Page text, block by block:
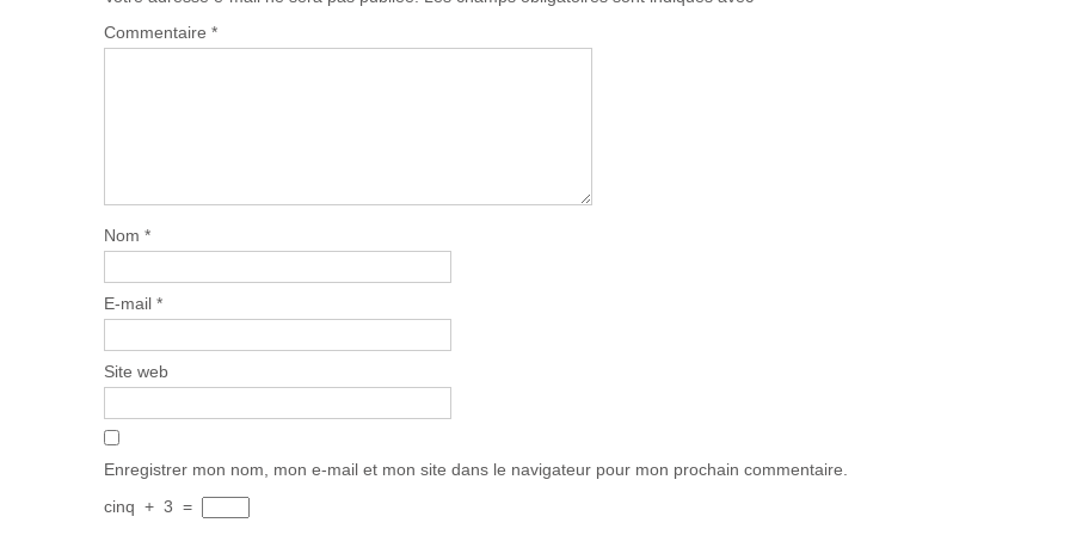
Commentaire *
Nom *
E-mail *
Site web
Enregistrer mon nom, mon e-mail et mon site dans le navigateur pour mon prochain commentaire.
cinq + 3 =